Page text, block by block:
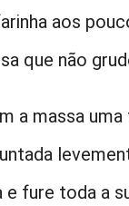
aos
que não
a massa
e fure toda a